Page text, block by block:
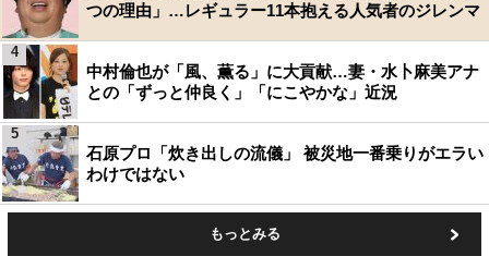
つの理由」…レギュラー11本抱える人気者のジレンマ
中村倫也が「風、薫る」に大貢献…妻・水卜麻美アナ
との「ずっと仲良く」「にこやかな」近況
4
石原プロ「炊き出しの流儀」 被災地一番乗りがエラい
わけではない
5
もっとみる